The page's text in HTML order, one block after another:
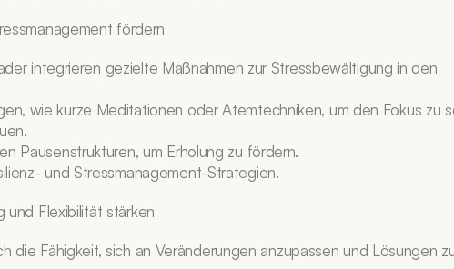
fördern
integrieren gezielte Maßnahmen zur Stressbewältigung in den
wie kurze Meditationen oder Atemtechniken, um den Fokus zu
Pausenstrukturen, um Erholung zu fördern.
und Stressmanagement-Strategien.
und Flexibilität stärken
die Fähigkeit, sich an Veränderungen anzupassen und Lösungen